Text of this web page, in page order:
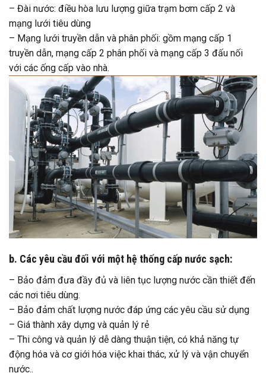
– Đài nước: điều hòa lưu lượng giữa trạm bơm cấp 2 và
mạng lưới tiêu dùng
– Mạng lưới truyền dẫn và phân phối: gồm mạng cấp 1
truyền dẫn, mạng cấp 2 phân phối và mạng cấp 3 đấu nối
với các ống cấp vào nhà.
b. Các yêu cầu đối với một hệ thống cấp nước sạch:
– Bảo đảm đưa đầy đủ và liên tục lượng nước cần thiết đến
các nơi tiêu dùng.
– Bảo đảm chất lượng nước đáp ứng các yêu cầu sử dụng
– Giá thành xây dựng và quản lý rẻ
– Thi công và quản lý dễ dàng thuận tiện, có khả năng tự
động hóa và cơ giới hóa việc khai thác, xử lý và vận chuyển
nước..